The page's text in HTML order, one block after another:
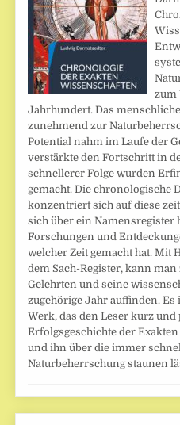
zum
Jahrhundert. Das
zunehmend zur
Potential nahm im Laufe der
verstärkte den Fortschritt in
schnellerer Folge wurden
gemacht. Die chronologische
konzentriert sich auf diese
sich über ein Namensregister
Forschungen und
welcher Zeit gemacht hat. Mit
dem Sach-Register, kann
Gelehrten und seine
zugehörige Jahr auffinden.
Werk, das den Leser kurz
Erfolgsgeschichte der
und ihn über die immer
Naturbeherrschung staunen